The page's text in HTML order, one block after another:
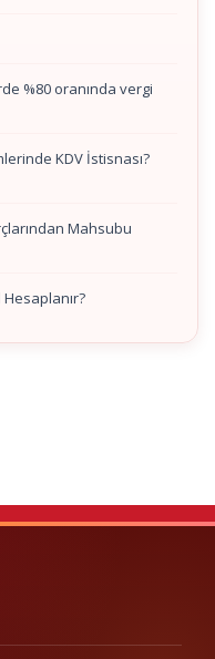
%80 oranında vergi
KDV İstisnası?
Mahsubu